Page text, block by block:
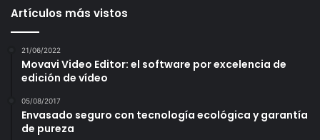
Artículos más vistos
21/06/2022
Movavi Video Editor: el software por excelencia de
edición de vídeo
05/08/2017
Envasado seguro con tecnología ecológica y garantía
de pureza